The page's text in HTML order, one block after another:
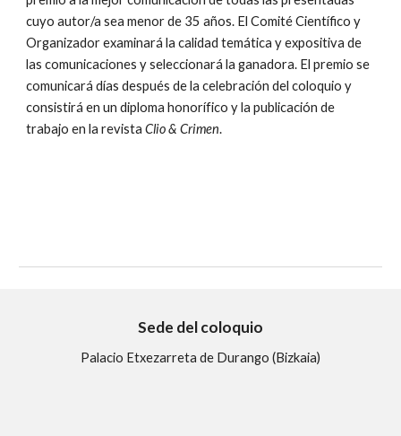
cuyo autor/a sea menor de 35 años. El Comité Científico y
Organizador examinará la calidad temática y expositiva de
las comunicaciones y seleccionará la ganadora. El premio se
comunicará días después de la celebración del coloquio y
consistirá en un diploma honorífico y la publicación de
trabajo en la revistaClio & Crimen.
Sede del coloquio
Palacio Etxezarreta de Durango (Bizkaia)